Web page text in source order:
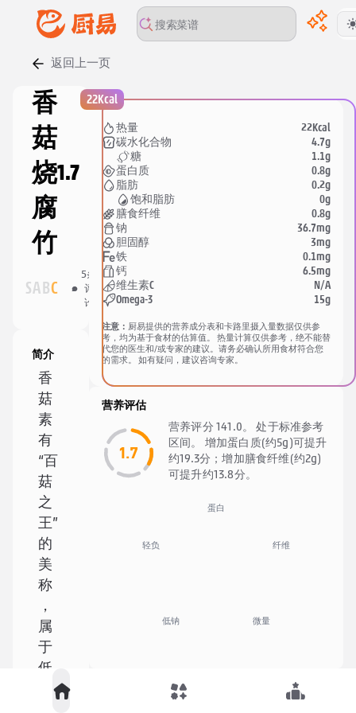
返回上一页
香
菇
烧
腐
竹
1.7
SA BC
5条
评
论
33
人
收
简介
香
菇
素
有
“百
菇
之
王”
的
美
称
，
属
于
低
22Kcal
热量 22Kcal
碳水化合物 4.7g
糖 1.1g
蛋白质 0.8g
脂肪 0.2g
饱和脂肪 0g
膳食纤维 0.8g
钠 36.7mg
胆固醇 3mg
铁 0.1mg
钙 6.5mg
维生素C N/A
Omega-3 15g
注意： 厨易提供的营养成分表和卡路里摄入量数据仅供参
考，均为基于食材的估算值。 热量计算仅供参考，绝不能替
代您的医生和/或专家的建议。请务必确认所用食材符合您
的需求。 如有疑问，建议咨询专家。
营养评估
1.7
营养评分 141.0。 处于标准参考
区间。 增加蛋白质(约5g)可提升
约19.3分；增加膳食纤维(约2g)
可提升约13.8分。
蛋白
纤维
微量
低钠
轻负